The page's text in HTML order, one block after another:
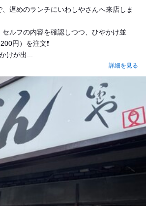
遅めのランチにいわしやさんへ来店しま
ルフの内容を確認しつつ、ひやかけ並
円）を注文❗️
けが出...
詳細を見る